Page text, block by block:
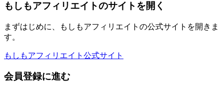
もしもアフィリエイトのサイトを開く
まずはじめに、もしもアフィリエイトの公式サイトを開きま
す。
もしもアフィリエイト公式サイト
会員登録に進む